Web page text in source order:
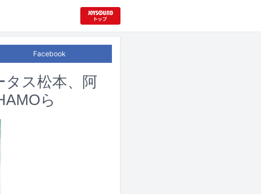
Facebook
タス松本、阿
ら